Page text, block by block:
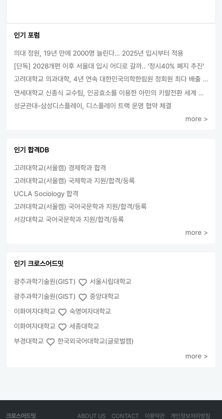
인기 포럼
의대 정원, 19년 만에 2000명 늘린다… 2025년 입시부터 적용
[단독] 2028개편 이후 서울대 입시 어디로 갈까.. ‘정시40% 폐지 추진’
고려대학교 의과대학, 4년 연속 대한민국의학한림원 정회원 최다 배출 外
연세대학교 신종식 교수팀, 인공효소를 이용한 아민의 키랄전환 세계 최초로 성공
성균관대-삼성디스플레이, 디스플레이 트랙 운영 협약 체결
more >
인기 합격DB
고려대학교(서울캠) 경제학과 합격
고려대학교(서울캠) 국제학과 지원/합격/등록
UCLA Sociology 합격
고려대학교(서울캠) 국어국문학과 지원/합격/등록
서강대학교 국어국문학과 지원/합격/등록
more >
인기 크로스어드밋
광주과학기술원(GIST)
서울시립대학교
광주과학기술원(GIST)
중앙대학교
이화여자대학교
숙명여자대학교
이화여자대학교
세종대학교
부경대학교
한국외국어대학교(글로벌캠)
more >
크로스어드밋 개인정보처리방침
이용약관
CONTACT
ABOUT US